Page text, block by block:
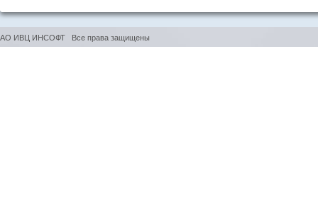
АО ИВЦ ИНСОФТ Все права защищены